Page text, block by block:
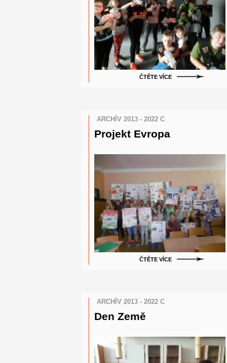
ČTĚTE VÍCE
ARCHÍV 2013 - 2022 C
Projekt Evropa
ČTĚTE VÍCE
ARCHÍV 2013 - 2022 C
Den Země